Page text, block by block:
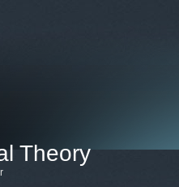
Theory